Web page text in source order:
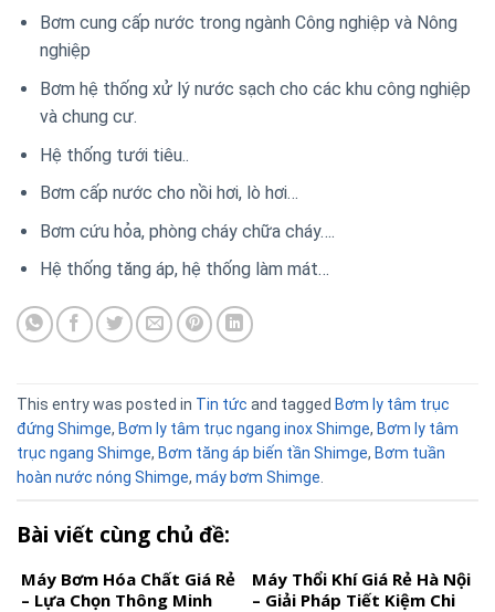
Bơm cung cấp nước trong ngành Công nghiệp và Nông
nghiệp
Bơm hệ thống xử lý nước sạch cho các khu công nghiệp
và chung cư.
Hệ thống tưới tiêu..
Bơm cấp nước cho nồi hơi, lò hơi…
Bơm cứu hỏa, phòng cháy chữa cháy….
Hệ thống tăng áp, hệ thống làm mát…
This entry was posted in Tin tức and tagged Bơm ly tâm trục
đứng Shimge, Bơm ly tâm trục ngang inox Shimge, Bơm ly tâm
trục ngang Shimge, Bơm tăng áp biến tần Shimge, Bơm tuần
hoàn nước nóng Shimge, máy bơm Shimge.
Bài viết cùng chủ đề:
Máy Bơm Hóa Chất Giá Rẻ
– Lựa Chọn Thông Minh
Máy Thổi Khí Giá Rẻ Hà Nội
– Giải Pháp Tiết Kiệm Chi